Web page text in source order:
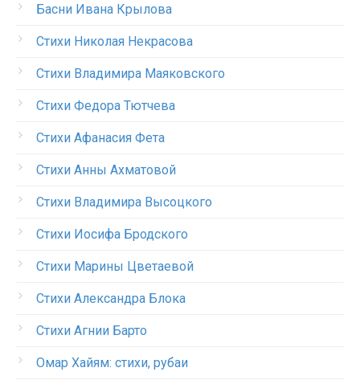
Басни Ивана Крылова
Стихи Николая Некрасова
Стихи Владимира Маяковского
Стихи Федора Тютчева
Стихи Афанасия Фета
Стихи Анны Ахматовой
Стихи Владимира Высоцкого
Стихи Иосифа Бродского
Стихи Марины Цветаевой
Стихи Александра Блока
Стихи Агнии Барто
Омар Хайям: стихи, рубаи